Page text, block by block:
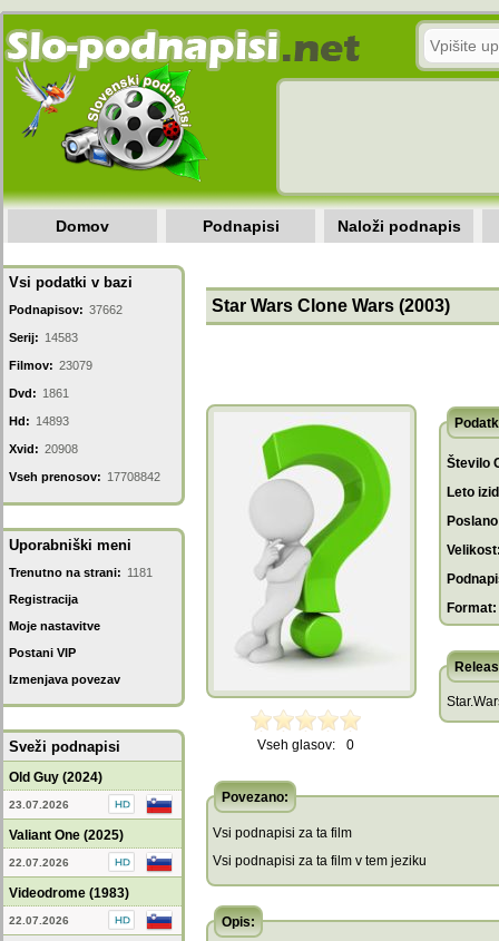
Domov Podnapisi Naloži podnapis
Vsi podatki v bazi
Podnapisov: 37662
Serij: 14583
Filmov: 23079
Dvd: 1861
Hd: 14893
Xvid: 20908
Vseh prenosov: 17708842
Uporabniški meni
Trenutno na strani: 1181
Registracija
Moje nastavitve
Postani VIP
Izmenjava povezav
Sveži podnapisi
Old Guy (2024)
23.07.2026
Valiant One (2025)
22.07.2026
Videodrome (1983)
22.07.2026
Star Wars Clone Wars (2003)
Vseh glasov: 0
Število
Leto
Format:
Povezano:
Vsi podnapisi za ta film
Vsi podnapisi za ta film v tem jeziku
Opis: